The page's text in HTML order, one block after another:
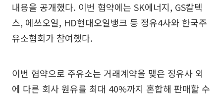
내용을 공개했다. 이번 협약에는 SK에너지, GS칼텍
스, 에쓰오일, HD현대오일뱅크 등 정유4사와 한국주
유소협회가 참여했다.
이번 협약으로 주유소는 거래계약을 맺은 정유사 외
에 다른 회사 원유를 최대 40%까지 혼합해 판매할 수